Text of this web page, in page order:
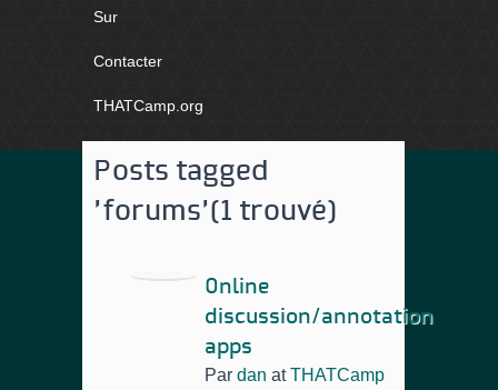
Sur
Contacter
THATCamp.org
Posts tagged
'forums'(1 trouvé)
Online
discussion/annotation
apps
Par dan atTHATCamp